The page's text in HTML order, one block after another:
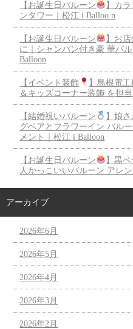
【お誕生日バルーン
】カ
ンタワー｜松江 i Balloo n
【お誕生日バルーン
】お
に｜シャンパン付き豪 華バ
Balloon
【イベント装飾
】島根電
＆キッズコーナー装飾 を担
【結婚祝いバルーン
】娘
グベアとフラワーイン バル
メント｜松江 i Balloon
【お誕生日バルーン 】黒
人かっこいいバルーン アレ
アーカイブ
2026年6月
2026年5月
2026年4月
2026年3月
2026年2月